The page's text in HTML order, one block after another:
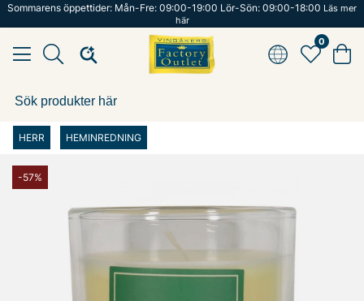
Sommarens öppettider: Mån-Fre: 09:00-19:00 Lör-Sön: 09:00-18:00 Läs mer
här
0
HERR HEMINREDNING
-57%